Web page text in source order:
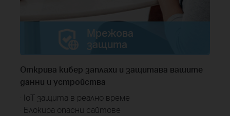
Мрежова
защита
Открива кибер заплахи и защитава вашите
данни и устройства
· IoT защита в реално време
· Блокира опасни сайтове